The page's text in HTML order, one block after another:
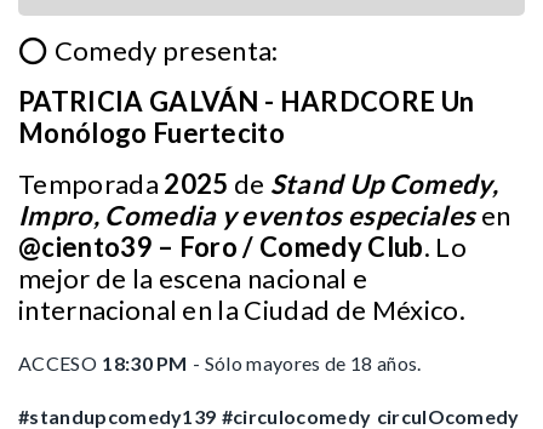
⭕ Comedy presenta:
PATRICIA GALVÁN - HARDCORE Un
Monólogo Fuertecito
Temporada 2025 de Stand Up Comedy,
Impro, Comedia y eventos especiales en
@ciento39 – Foro / Comedy Club. Lo
mejor de la escena nacional e
internacional en la Ciudad de México.
ACCESO 18:30 PM - Sólo mayores de 18 años.
#standupcomedy139 #circulocomedy circulOcomedy